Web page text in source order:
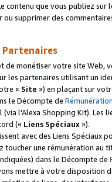
contenu que vous publiez
supprimer des
Partenaires
de monétiser votre site Web,
les partenaires utilisant un
« Site ») en plaçant sur
le Décompte de
(via l'Alexa Shopping Kit).
(« Liens Spéciaux»).
avec des Liens Spéciaux
toucher une rémunération
dans le Décompte de
mettre à votre disposition